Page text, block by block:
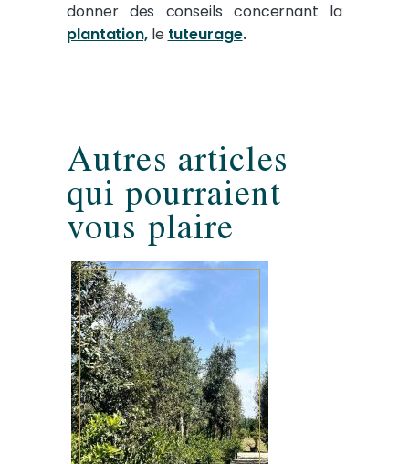
donner des conseils concernant la
plantation,le tuteurage.
Autres articles
qui pourraient
vous plaire